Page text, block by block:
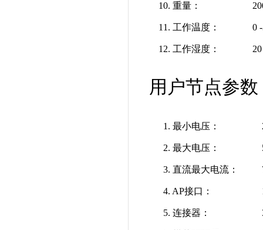
10. 重量：
11. 工作温度： 0 -
12. 工作湿度： 20
用户节点参数
1. 最小电压：
2. 最大电压：
3. 直流最大电流：
4. AP接口：
5. 连接器：